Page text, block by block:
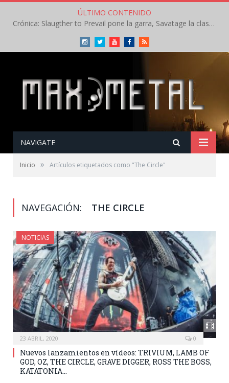
ÚLTIMO CONTENIDO
Crónica: Slaugther to Prevail pone la garra, Savatage la clase en la apertura del Leyendas del Rock – Miércoles – Agosto 2026
InstagramTwitterYoutubeFacebookRSS
NAVIGATE
Inicio » Artículos etiquetados como "The Circle"
NAVEGACIÓN: THE CIRCLE
NOTICIAS
23 ABRIL, 2020 0
Nuevos lanzamientos en vídeos: TRIVIUM, LAMB OF
GOD, OZ, THE CIRCLE, GRAVE DIGGER, ROSS THE BOSS,
KATATONIA…